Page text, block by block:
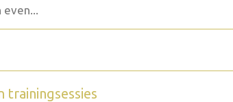
trainingsessies